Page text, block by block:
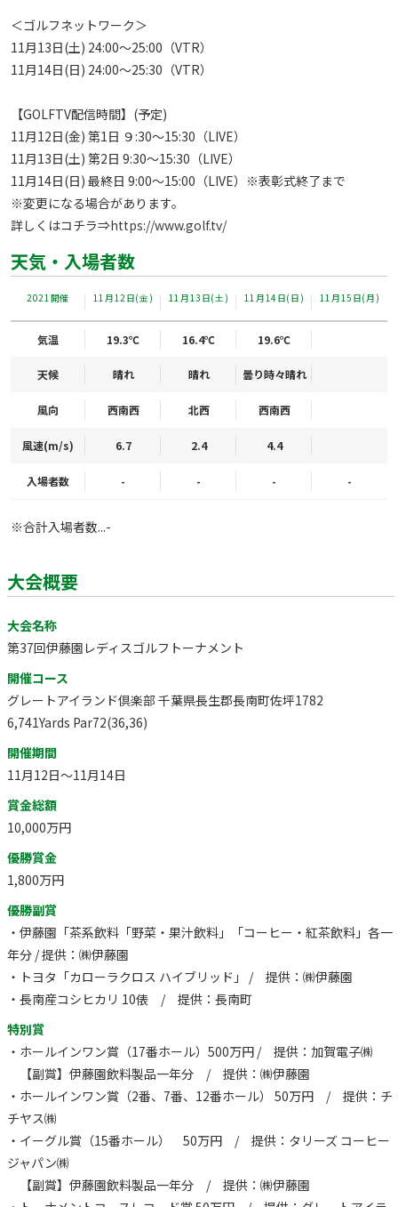
＜ゴルフネットワーク＞
11月13日(土) 24:00～25:00（VTR）
11月14日(日) 24:00～25:30（VTR）
【GOLFTV配信時間】(予定)
11月12日(金) 第1日 ９:30～15:30（LIVE）
11月13日(土) 第2日 9:30～15:30（LIVE）
11月14日(日) 最終日 9:00～15:00（LIVE）※表彰式終了まで
※変更になる場合があります。
詳しくはコチラ⇒https://www.golf.tv/
天気・入場者数
2021開催 11月12日(金) 11月13日(土) 11月14日(日) 11月15日(月)
気温 19.3℃ 16.4℃ 19.6℃
天候 晴れ 晴れ 曇り時々晴れ
風向 西南西 北西 西南西
風速(m/s) 6.7 2.4 4.4
入場者数 - - - -
※合計入場者数...-
大会概要
大会名称
第37回伊藤園レディスゴルフトーナメント
開催コース
グレートアイランド倶楽部 千葉県長生郡長南町佐坪1782
6,741Yards Par72(36,36)
開催期間
11月12日～11月14日
賞金総額
10,000万円
優勝賞金
1,800万円
優勝副賞
・伊藤園「茶系飲料「野菜・果汁飲料」「コーヒー・紅茶飲料」各一
年分 / 提供：㈱伊藤園
・トヨタ「カローラクロス ハイブリッド」 / 提供：㈱伊藤園
・長南産コシヒカリ 10俵 / 提供：長南町
特別賞
・ホールインワン賞（17番ホール）500万円 / 提供：加賀電子㈱
【副賞】伊藤園飲料製品一年分 / 提供：㈱伊藤園
・ホールインワン賞（2番、7番、12番ホール） 50万円 / 提供：チ
チヤス㈱
・イーグル賞（15番ホール） 50万円 / 提供：タリーズ コーヒー
ジャパン㈱
【副賞】伊藤園飲料製品一年分 / 提供：㈱伊藤園